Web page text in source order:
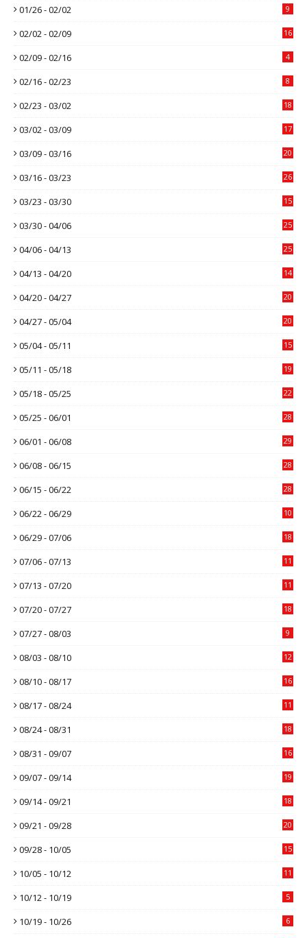
01/26 - 02/02 9
02/02 - 02/09 16
02/09 - 02/16 4
02/16 - 02/23 8
02/23 - 03/02 18
03/02 - 03/09 17
03/09 - 03/16 20
03/16 - 03/23 26
03/23 - 03/30 15
03/30 - 04/06 25
04/06 - 04/13 25
04/13 - 04/20 14
04/20 - 04/27 20
04/27 - 05/04 20
05/04 - 05/11 15
05/11 - 05/18 19
05/18 - 05/25 22
05/25 - 06/01 28
06/01 - 06/08 29
06/08 - 06/15 28
06/15 - 06/22 28
06/22 - 06/29 10
06/29 - 07/06 18
07/06 - 07/13 11
07/13 - 07/20 11
07/20 - 07/27 18
07/27 - 08/03 9
08/03 - 08/10 12
08/10 - 08/17 16
08/17 - 08/24 11
08/24 - 08/31 18
08/31 - 09/07 16
09/07 - 09/14 19
09/14 - 09/21 18
09/21 - 09/28 20
09/28 - 10/05 15
10/05 - 10/12 11
10/12 - 10/19 5
10/19 - 10/26 6